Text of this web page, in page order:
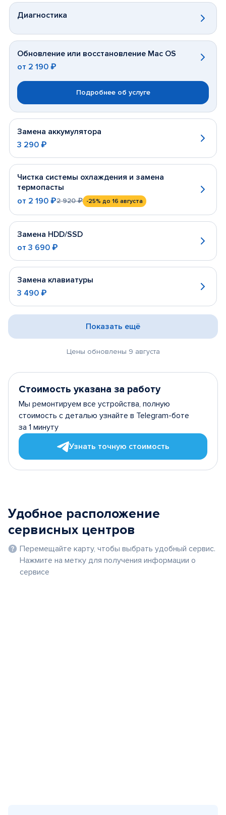
Диагностика
Обновление или восстановление Mac OS
от 2 190 ₽
Подробнее об услуге
Замена аккумулятора
3 290 ₽
Чистка системы охлаждения и замена
термопасты
от 2 190 ₽2 920 ₽ -25% до 16 августа
Замена HDD/SSD
от 3 690 ₽
Замена клавиатуры
3 490 ₽
Цены обновлены 9 августа
Показать ещё
Стоимость указана за работу
Мы ремонтируем все устройства, полную
стоимость с деталью узнайте в Telegram-боте
за 1 минуту
Узнать точную стоимость
Удобное расположение
сервисных центров
Перемещайте карту, чтобы выбрать удобный сервис.
Нажмите на метку для получения информации о
сервисе